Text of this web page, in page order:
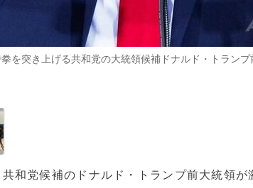
を突き上げる共和党の大統領候補ドナルド・トランプ
和党候補のドナルド・トランプ前大統領が